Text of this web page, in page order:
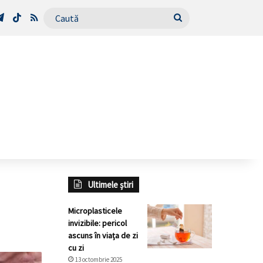
Telegram
TikTokRSS Caută
Ultimele știri
Microplasticele
invizibile: pericol
ascuns în viața de zi
cu zi
13 octombrie 2025